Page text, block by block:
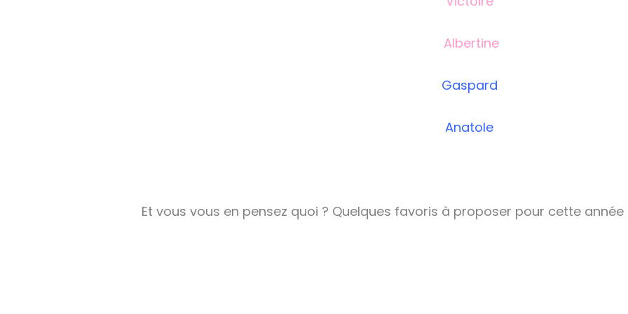
Albertine
Gaspard
Anatole
Et vous vous en pensez quoi ? Quelques favoris à proposer pour cette année